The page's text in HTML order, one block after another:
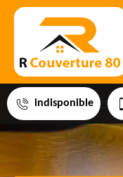
indisponible